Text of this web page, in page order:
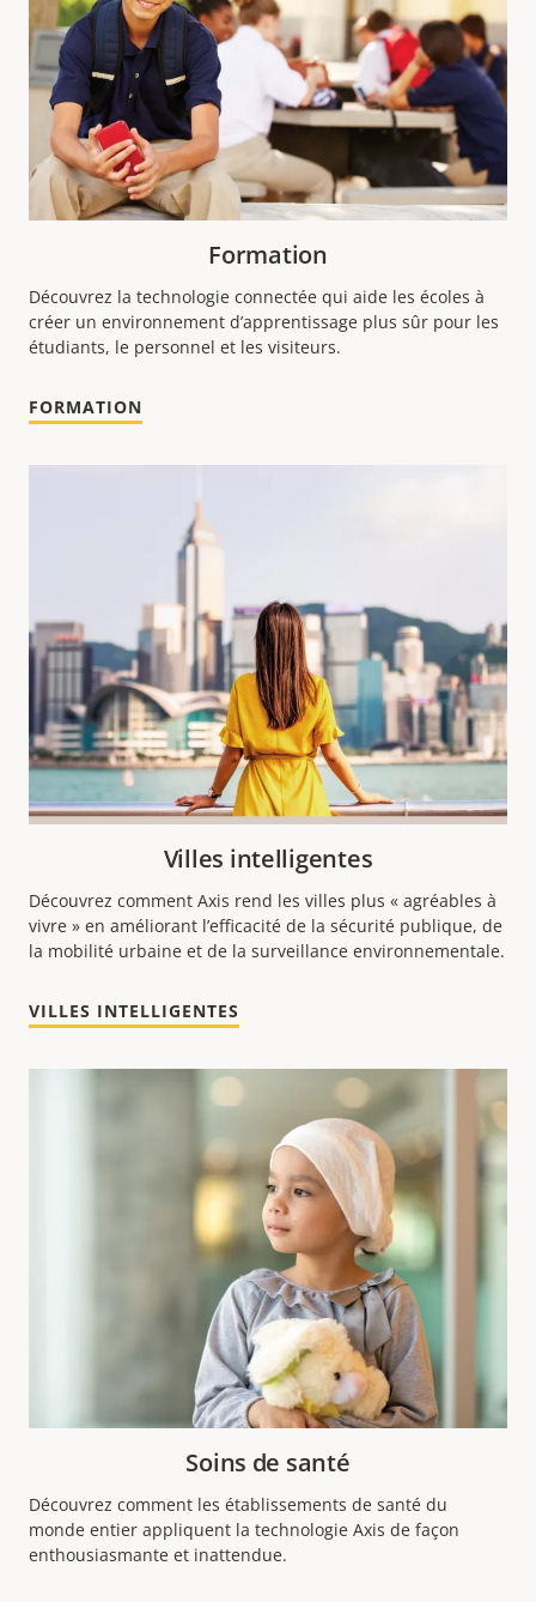
Formation
Découvrez la technologie connectée qui aide les écoles à
créer un environnement d’apprentissage plus sûr pour les
étudiants, le personnel et les visiteurs.
FORMATION
Villes intelligentes
Découvrez comment Axis rend les villes plus « agréables à
vivre » en améliorant l’efficacité de la sécurité publique, de
la mobilité urbaine et de la surveillance environnementale.
VILLES INTELLIGENTES
Soins de santé
Découvrez comment les établissements de santé du
monde entier appliquent la technologie Axis de façon
enthousiasmante et inattendue.